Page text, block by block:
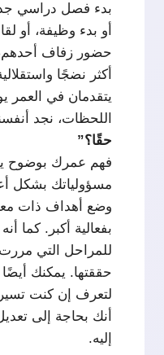
بدء فصل دراسي
أو بدء وظيفة، أو
حضور زفاف أحدهم،
أكثر نضجًا
يتقدمان في العمر
اللحظات، نجد
حقًا؟”
فهم عمرك بوضوح
مسؤولياتك بشكل
وضع أهداف ذات
بفعالية أكبر. كما
للمراحل التي مررت
حققتها. يمكنك
لتعرف إن كنت
أنك بحاجة إلى
إليه.